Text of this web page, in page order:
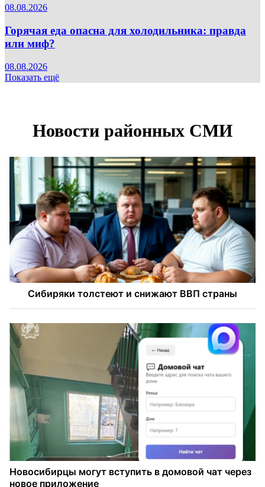
08.08.2026
Горячая еда опасна для холодильника: правда
или миф?
08.08.2026
Показать ещё